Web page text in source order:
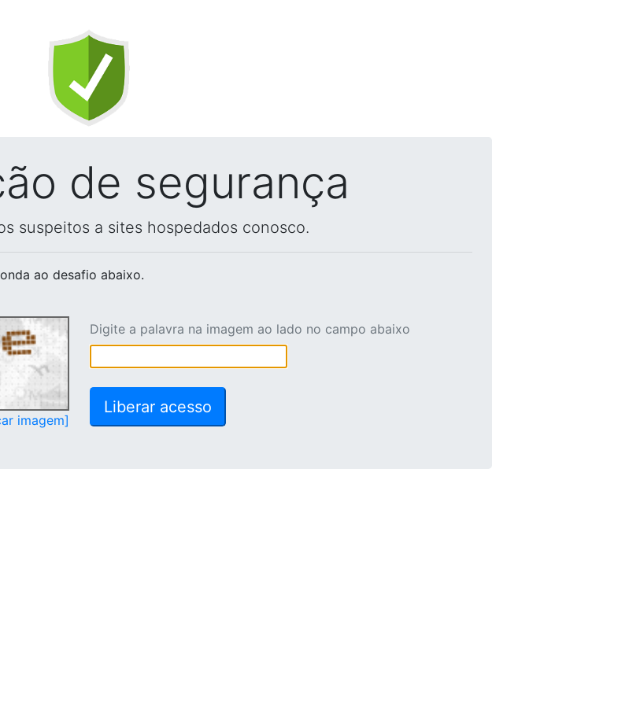
de segurança
suspeitos a sites hospedados conosco.
ao desafio abaixo.
imagem]
Digite a palavra na imagem ao lado no campo abaixo